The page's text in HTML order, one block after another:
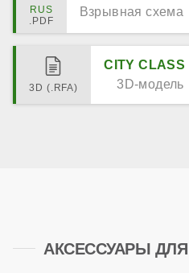
Взрывная схема
CITY CLASS
3D-модель
АКСЕССУАРЫ ДЛЯ